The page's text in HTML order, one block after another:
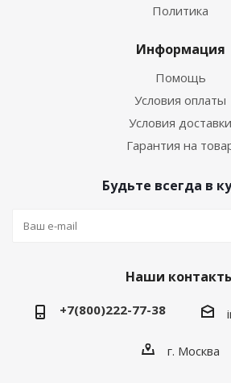
Политика
Информация
Помощь
Условия оплаты
Условия доставки
Гарантия на
Будьте всегда в
Наши
+7(800)222-77-38
г. Москва